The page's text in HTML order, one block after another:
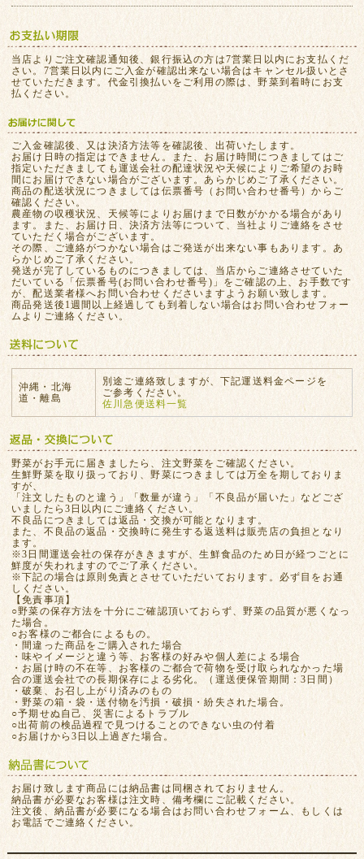
当店よりご注文確認通知後、銀行振込の方は7営業日以内にお支払くだ
さい。7営業日以内にご入金が確認出来ない場合はキャンセル扱いとさ
せていただきます。代金引換払いをご利用の際は、野菜到着時にお支
払ください。
ご入金確認後、又は決済方法等を確認後、出荷いたします。
お届け日時の指定はできません。また、お届け時間につきましてはご
指定いただきましても運送会社の配達状況や天候によりご希望のお時
間にお届けできない場合がございます。あらかじめご了承ください。
商品の配送状況につきましては伝票番号（お問い合わせ番号）からご
確認ください。
農産物の収穫状況、天候等によりお届けまで日数がかかる場合があり
ます。また、お届け日、決済方法等について、当社よりご連絡をさせ
ていただく場合がございます。
その際、ご連絡がつかない場合はご発送が出来ない事もあります。あ
らかじめご了承ください。
発送が完了しているものにつきましては、当店からご連絡させていた
だいている「伝票番号(お問い合わせ番号)」をご確認の上、お手数です
が、配送業者様へお問い合わせくださいますようお願い致します。
商品発送後1週間以上経過しても到着しない場合はお問い合わせフォー
ムよりご連絡ください。
沖縄・北海
道・離島
別途ご連絡致しますが、下記運送料金ページを
ご参考ください。
佐川急便送料一覧
野菜がお手元に届きましたら、注文野菜をご確認ください。
生鮮野菜を取り扱っており、野菜につきましては万全を期しておりま
すが、
「注文したものと違う」「数量が違う」「不良品が届いた」などござ
いましたら3日以内にご連絡ください。
不良品につきましては返品・交換が可能となります。
また、不良品の返品・交換時に発生する返送料は販売店の負担となり
ます。
※3日間運送会社の保存がききますが、生鮮食品のため日が経つごとに
鮮度が失われますのでご了承ください。
※下記の場合は原則免責とさせていただいております。必ず目をお通
しください。
【免責事項】
○野菜の保存方法を十分にご確認頂いておらず、野菜の品質が悪くなっ
た場合。
○お客様のご都合によるもの。
・間違った商品をご購入された場合
・味やイメージと違う等、お客様の好みや個人差による場合
・お届け時の不在等、お客様のご都合で荷物を受け取られなかった場
合の運送会社での長期保存による劣化。（運送便保管期間：3日間）
・破棄、お召し上がり済みのもの
・野菜の箱・袋・送付物を汚損・破損・紛失された場合。
○予期せぬ自己、災害によるトラブル
○出荷前の検品過程で見つけることのできない虫の付着
○お届けから3日以上過ぎた場合。
お届け致します商品には納品書は同梱されておりません。
納品書が必要なお客様は注文時、備考欄にご記載ください。
注文後、納品書が必要になる場合はお問い合わせフォーム、もしくは
お電話でご連絡ください。